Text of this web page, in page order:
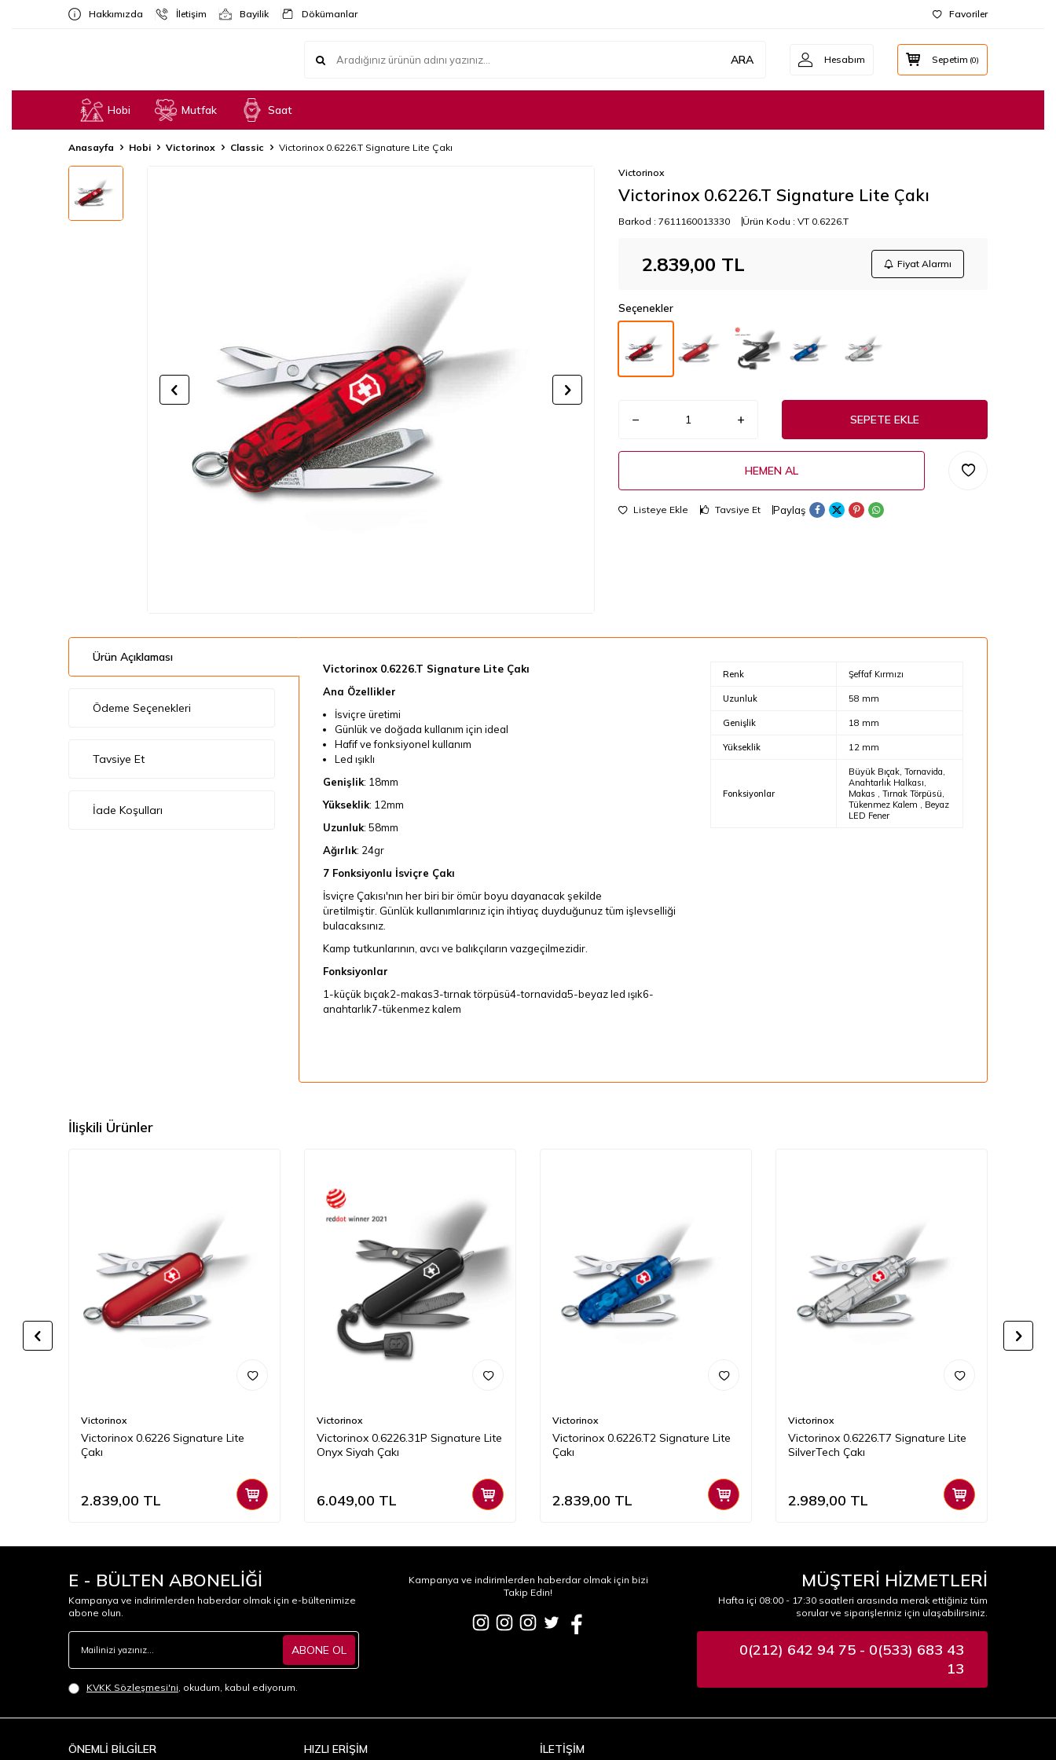
Hakkımızda İletişim Bayilik Dökümanlar Favoriler
ARA Hesabım Sepetim (0)
Hobi Mutfak Saat
Anasayfa Hobi Victorinox Classic Victorinox 0.6226.T Signature Lite Çakı
Victorinox
Victorinox 0.6226.T Signature Lite Çakı
Barkod : 7611160013330 Ürün Kodu : VT 0.6226.T
2.839,00 TL Fiyat Alarmı
Seçenekler
SEPETE EKLE
HEMEN AL
Listeye Ekle Tavsiye Et Paylaş
Ürün Açıklaması
Ödeme Seçenekleri
Tavsiye Et
İade Koşulları
Victorinox 0.6226.T Signature Lite Çakı
Ana Özellikler
İsviçre üretimi
Günlük ve doğada kullanım için ideal
Hafif ve fonksiyonel kullanım
Led ışıklı
Genişlik: 18mm
Yükseklik: 12mm
Uzunluk: 58mm
Ağırlık: 24gr
7 Fonksiyonlu İsviçre Çakı
İsviçre Çakısı'nın her biri bir ömür boyu dayanacak şekilde
üretilmiştir. Günlük kullanımlarınız için ihtiyaç duyduğunuz tüm işlevselliği
bulacaksınız.
Kamp tutkunlarının, avcı ve balıkçıların vazgeçilmezidir.
Fonksiyonlar
1-küçük bıçak2-makas3-tırnak törpüsü4-tornavida5-beyaz led ışık6-
anahtarlık7-tükenmez kalem
Renk Şeffaf Kırmızı
Uzunluk 58 mm
Genişlik 18 mm
Yükseklik 12 mm
Fonksiyonlar
Büyük Bıçak, Tornavida,
Anahtarlık Halkası,
Makas , Tırnak Törpüsü,
Tükenmez Kalem , Beyaz
LED Fener
İlişkili Ürünler
Victorinox
Victorinox 0.6226 Signature Lite
Çakı
2.839,00 TL
Victorinox
Victorinox 0.6226.31P Signature Lite
Onyx Siyah Çakı
6.049,00 TL
Victorinox
Victorinox 0.6226.T2 Signature Lite
Çakı
2.839,00 TL
Victorinox
Victorinox 0.6226.T7 Signature Lite
SilverTech Çakı
2.989,00 TL
E - BÜLTEN ABONELİĞİ
Kampanya ve indirimlerden haberdar olmak için e-bültenimize
abone olun.
ABONE OL
KVKK Sözleşmesi'ni , okudum, kabul ediyorum.
Kampanya ve indirimlerden haberdar olmak için bizi
Takip Edin!
MÜŞTERİ HİZMETLERİ
Hafta içi 08:00 - 17:30 saatleri arasında merak ettiğiniz tüm
sorular ve siparişleriniz için ulaşabilirsiniz.
0(212) 642 94 75 - 0(533) 683 43
13
ÖNEMLİ BİLGİLER HIZLI ERİŞİM İLETİŞİM